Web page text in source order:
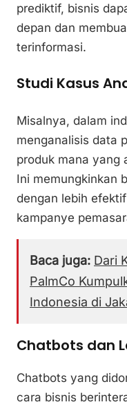
prediktif, bisnis
depan dan
terinformasi.
Studi Kasus
Misalnya, dalam
menganalisis data
produk mana yang
Ini memungkinkan
dengan lebih
kampanye
Baca juga: Dari
PalmCo
Indonesia di
Chatbots dan
Chatbots yang
cara bisnis